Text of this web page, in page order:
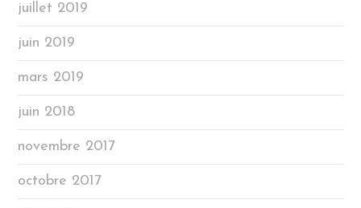
juillet 2019
juin 2019
mars 2019
juin 2018
novembre 2017
octobre 2017